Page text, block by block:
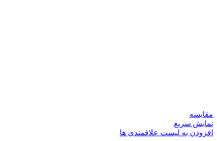
مقایسه
نمایش سریع
افزودن به لیست علاقمندی ها